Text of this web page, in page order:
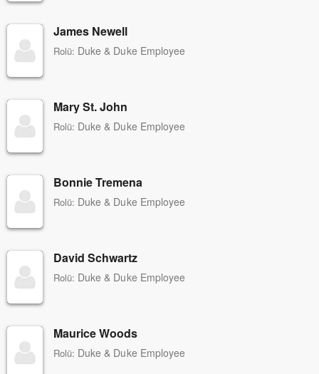
James Newell
Rolü: Duke & Duke Employee
Mary St. John
Rolü: Duke & Duke Employee
Bonnie Tremena
Rolü: Duke & Duke Employee
David Schwartz
Rolü: Duke & Duke Employee
Maurice Woods
Rolü: Duke & Duke Employee